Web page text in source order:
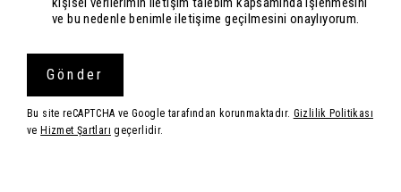
ve bu nedenle benimle iletişime geçilmesini onaylıyorum.
Gönder
Bu site reCAPTCHA ve Google tarafından korunmaktadır. Gizlilik Politikası
veHizmet Şartları geçerlidir.